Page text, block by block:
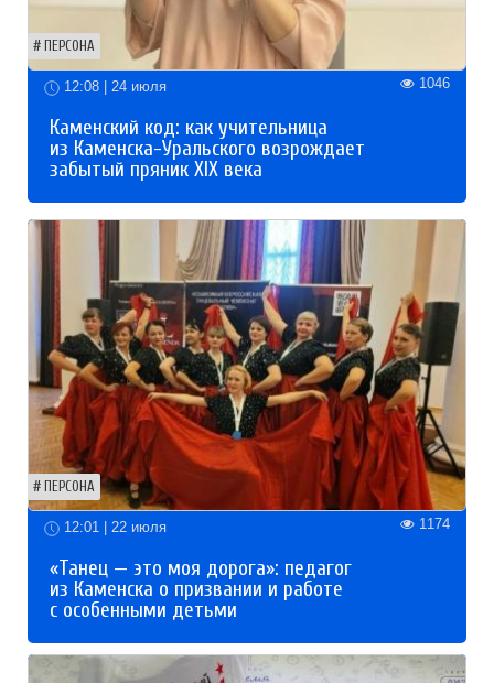
ПЕРСОНА
12:08 | 24 июля 1046
Каменский код: как учительница
из Каменска-Уральского возрождает
забытый пряник XIX века
ПЕРСОНА
12:01 | 22 июля 1174
«Танец — это моя дорога»: педагог
из Каменска о призвании и работе
с особенными детьми